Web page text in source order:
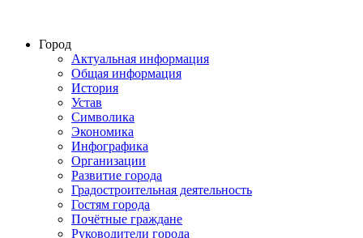
Город
Актуальная информация
Общая информация
История
Устав
Символика
Экономика
Инфографика
Организации
Развитие города
Градостроительная деятельность
Гостям города
Почётные граждане
Руководители города